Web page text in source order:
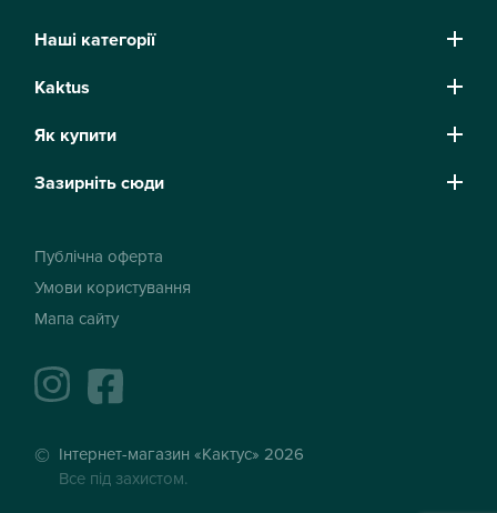
Наші категорії
Kaktus
Як купити
Зазирніть сюди
Публічна оферта
Умови користування
Мапа сайту
instagramfacebook
Інтернет-магазин «Кактус» 2026
Все під захистом.